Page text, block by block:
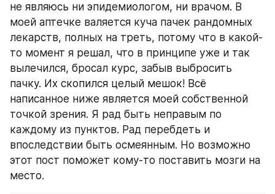
не являюсь ни эпидемиологом, ни врачом. В
моей аптечке валяется куча пачек рандомных
лекарств, полных на треть, потому что в какой-
то момент я решал, что в принципе уже и так
вылечился, бросал курс, забыв выбросить
пачку. Их скопился целый мешок! Всё
написанное ниже является моей собственной
точкой зрения. Я рад быть неправым по
каждому из пунктов. Рад перебдеть и
впоследствии быть осмеянным. Но возможно
этот пост поможет кому-то поставить мозги на
место.